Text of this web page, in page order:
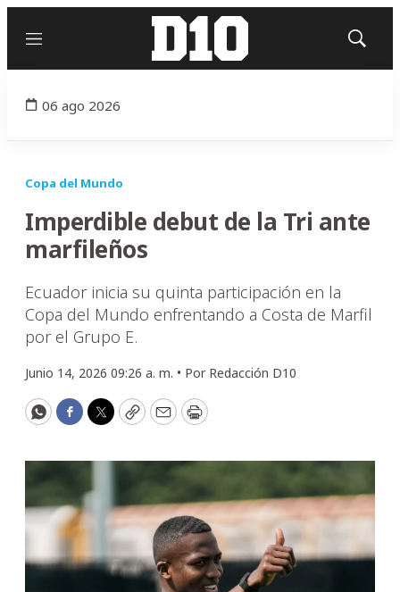
Menú
Mostrar
06 ago 2026
Copa del Mundo
Imperdible debut de la Tri ante
marfileños
Ecuador inicia su quinta participación en la
Copa del Mundo enfrentando a Costa de Marfil
por el Grupo E.
Junio 14, 2026 09:26 a. m. • Por Redacción D10
WhatsApp
Facebook
Twitter
CopyEmailPrint